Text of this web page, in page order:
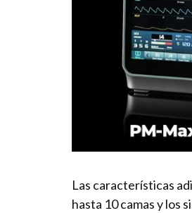
Las características
hasta 10 camas y los